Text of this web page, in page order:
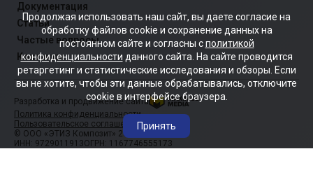
Документация
Статьи
Частые вопросы
Контакты
Разработка и продвижение сайта
Политика конфиденциальности
Пользовательское соглашение
© ООО «ЭТИЗ Композит» 2008-2026
ИНН: 9729011913ОГРН: 1167746555173
Продолжая использовать наш сайт, вы даете согласие на
обработку файлов cookie и сохранение данных на
постоянном сайте и согласны сполитикой
конфиденциальности данного сайта. На сайте проводится
ретаргетинг и статистические исследования и обзоры. Если
вы не хотите, чтобы эти данные обрабатывались, отключите
cookie в интерфейсе браузера.
Принять